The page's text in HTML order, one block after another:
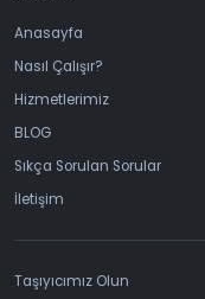
Anasayfa
Nasıl Çalışır?
Hizmetlerimiz
BLOG
Sıkça Sorulan Sorular
İletişim
Taşıyıcımız Olun